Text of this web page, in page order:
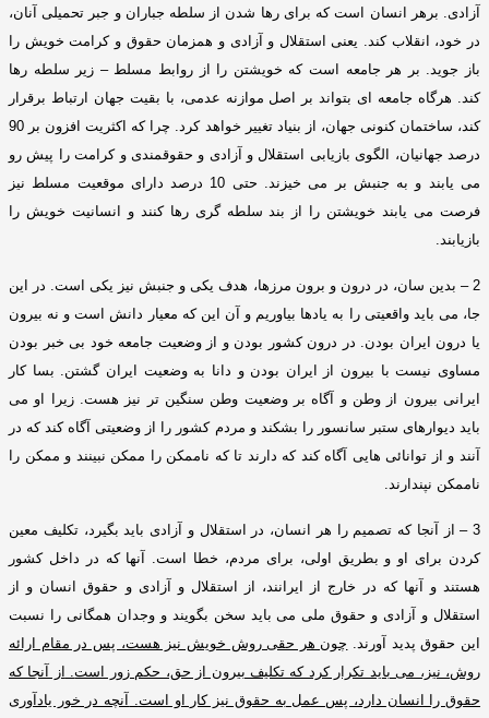
آزادی
برهر انسان است که برای رها شدن از سلطه جباران و جبر تحمیلی آنان،
در خود، انقلاب کند
یعنی استقلال و آزادی و همزمان حقوق و کرامت خویش را
باز جوید
بر هر جامعه است که خویشتن را از روابط مسلط – زیر سلطه رها
کند
هرگاه جامعه ای بتواند بر اصل موازنه عدمی، با بقیت جهان ارتباط برقرار
کند، ساختمان کنونی جهان، از بنیاد تغییر خواهد کرد
چرا که اکثریت افزون بر 90
درصد جهانیان، الگوی بازیابی استقلال و آزادی و حقوقمندی و کرامت را پیش رو
می یابند و به جنبش بر می خیزند
حتی 10 درصد دارای موقعیت مسلط نیز
فرصت می یابند خویشتن را از بند سلطه گری رها کنند و انسانیت خویش را
بازیابند
2 – بدین سان، در درون و برون مرزها، هدف یکی و جنبش نیز یکی است. در این
جا، می باید واقعیتی را به یادها بیاوریم و آن این که معیار دانش است و نه بیرون
یا درون ایران بودن
در درون کشور بودن و از وضعیت جامعه خود بی خبر بودن
مساوی نیست با بیرون از ایران بودن و دانا به وضعیت ایران گشتن
بسا کار
ایرانی بیرون از وطن و آگاه بر وضعیت وطن سنگین تر نیز هست.زیرا او می
باید دیوارهای ستبر سانسور را بشکند و مردم کشور را از وضعیتی آگاه کند که در
آنند و از توانائی هایی آگاه کند که دارند تا که ناممکن را ممکن نبینند و ممکن را
ناممکن نپندارند
3 –
از آنجا که تصمیم را هر انسان، در استقلال و آزادی باید بگیرد، تکلیف معین
کردن برای او و بطریق اولی، برای مردم، خطا است.
آنها که در داخل کشور
هستند و آنها که در خارج از ایرانند، از استقلال و آزادی و حقوق انسان و از
استقلال و آزادی و حقوق ملی می باید سخن بگویند و وجدان همگانی را نسبت
این حقوق پدید آورند
چون هر حقی روش خویش نیز هست، پس در مقام ارائه
روش، نیز، می باید تکرار کرد که تکلیف بیرون از حق، حکم زور است.
از آنجا که
حقوق را انسان دارد، پس عمل به حقوق نیز کار او است
آنچه در خور یادآوری